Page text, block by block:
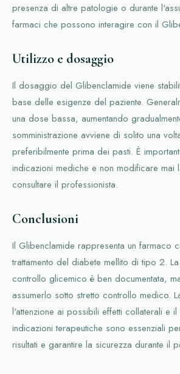
presenza di altre patologie o durante
farmaci che possono interagire con il
Utilizzo e dosaggio
Il dosaggio del Glibenclamide viene
base delle esigenze del paziente.
una dose bassa, aumentando
somministrazione avviene di solito una
preferibilmente prima dei pasti. È
indicazioni mediche e non modificare mai
consultare il professionista.
Conclusioni
Il Glibenclamide rappresenta un farmaco
trattamento del diabete mellito di tipo 2.
controllo glicemico è ben documentata,
assumerlo sotto stretto controllo medico.
l'attenzione ai possibili effetti collaterali e
indicazioni terapeutiche sono essenziali
risultati e garantire la sicurezza durante il